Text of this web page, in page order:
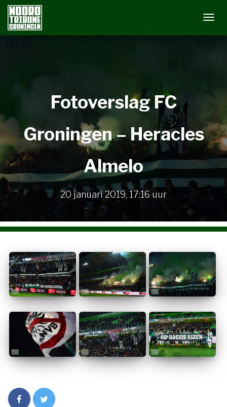
N
T
E
W
I
S
E
L
N
Fotoverslag FC
Groningen – Heracles
Almelo
20 januari 2019, 17:16 uur